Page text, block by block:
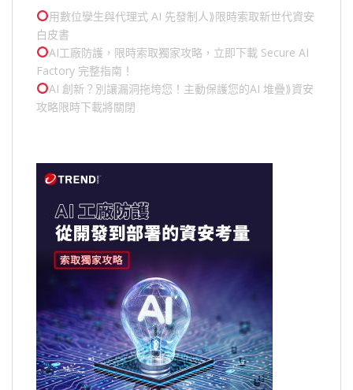
用數位孿生與代理式 AI 先發制人⟫限時索取新世代資安
白皮書
AI工廠防護，限時索取獨家攻略，立即下載 Secure AI
Factory 完整指南！
AI 創新？別讓漏洞拖垮您！主動保護您的AI 堆疊⟫資安
攻略限時下載將關閉